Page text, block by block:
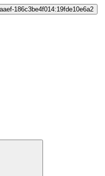
186c3be4f014:19fde10e6a2